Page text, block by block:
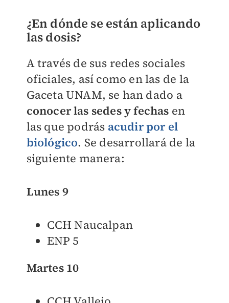
¿En dónde se están aplicando
las dosis?
A través de sus redes sociales
oficiales, así como en las de la
Gaceta UNAM, se han dado a
conocer las sedes y fechas en
las que podrás acudir por el
biológico. Se desarrollará de la
siguiente manera:
Lunes 9
CCH Naucalpan
ENP 5
Martes 10